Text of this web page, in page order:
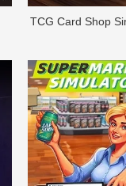
TCG Card Shop